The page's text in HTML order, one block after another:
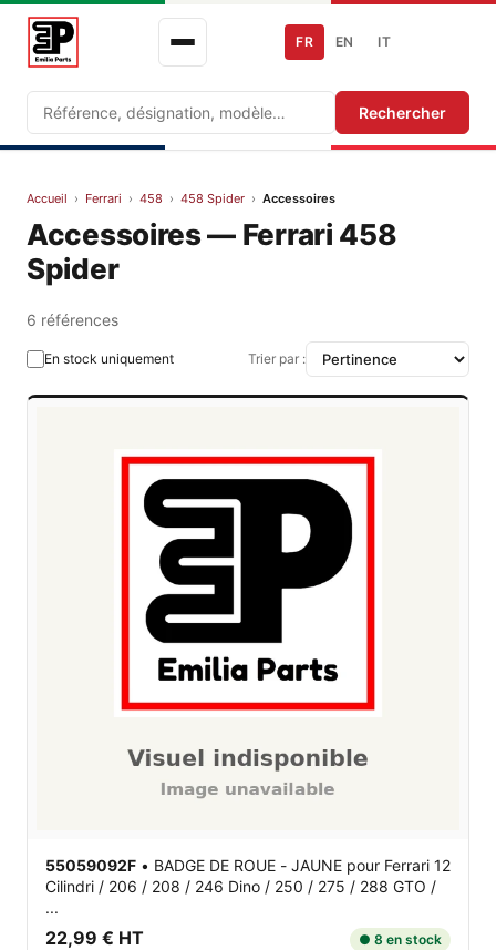
Recherche Rechercher
FR EN IT
Accueil › Ferrari › 458 › 458 Spider › Accessoires
Accessoires — Ferrari 458
Spider
6 références
En stock uniquement Trier par :
55059092F • BADGE DE ROUE - JAUNE pour Ferrari 12
Cilindri / 206 / 208 / 246 Dino / 250 / 275 / 288 GTO /
...
22,99 € HT ● 8 en stock